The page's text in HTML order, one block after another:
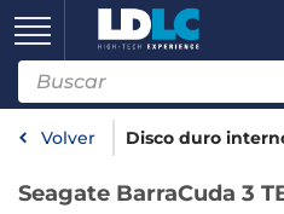
Volver Disco duro
Seagate BarraCuda 3